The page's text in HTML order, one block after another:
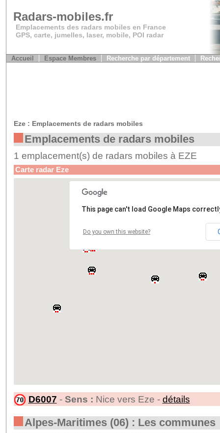
Radars-mobiles.fr
Emplacements des radars mobiles en France
GPS, carte, jumelles, laser, mobile, POI radar
Accueil Espace Membres Recherche par département
Eze : Emplacements de radars mobiles
Emplacements de radars mobiles
1 emplacement(s) de radars mobiles à EZE
Carte radar Eze
This page can't load Google Maps
Do you own this website?
D6007 - Sens : Nice vers Eze - détails
Alpes-Maritimes (06) : Les communes